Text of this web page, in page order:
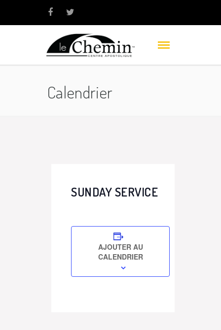
Calendrier
SUNDAY SERVICE
AJOUTER AU
CALENDRIER